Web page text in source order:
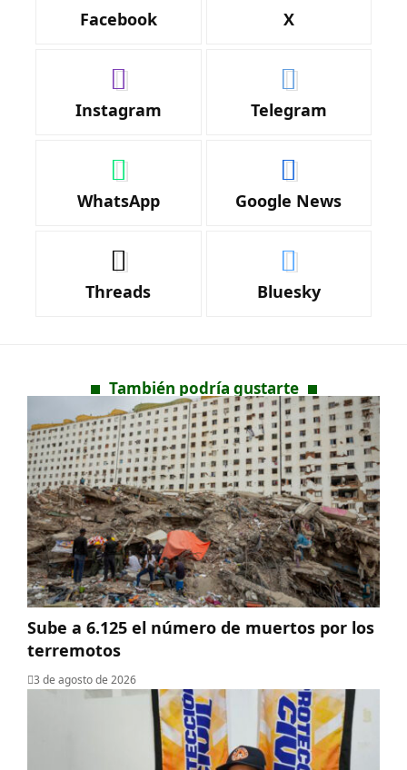
Facebook X
Instagram Telegram
WhatsApp Google News
Threads Bluesky
También podría gustarte
Sube a 6.125 el número de muertos por los
terremotos
3 de agosto de 2026